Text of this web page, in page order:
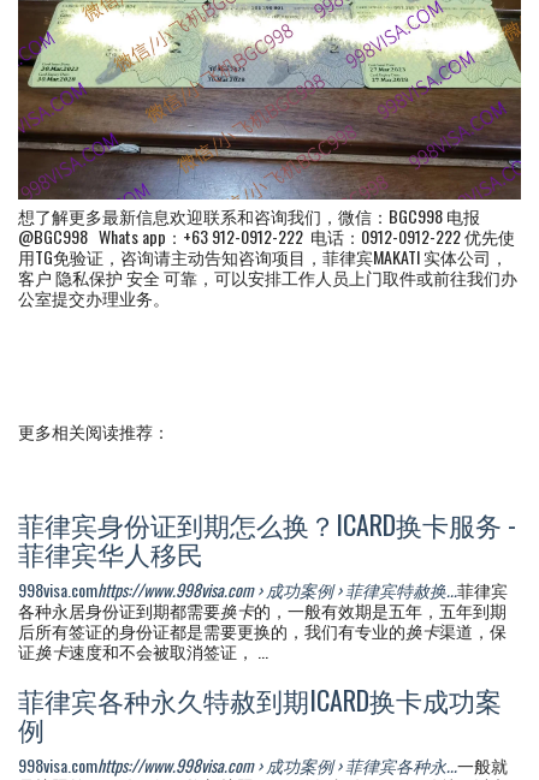
想了解更多最新信息欢迎联系和咨询我们，微信：BGC998 电报
@BGC998 Whats app：+63 912-0912-222 电话：0912-0912-222 优先使
用TG免验证，咨询请主动告知咨询项目，菲律宾MAKATI 实体公司，
客户 隐私保护 安全 可靠，可以安排工作人员上门取件或前往我们办
公室提交办理业务。
更多相关阅读推荐：
菲律宾身份证到期怎么换？ICARD换卡服务 -
菲律宾华人移民
998visa.comhttps://www.998visa.com › 成功案例 › 菲律宾特赦换...菲律宾
各种永居身份证到期都需要换卡的，一般有效期是五年，五年到期
后所有签证的身份证都是需要更换的，我们有专业的换卡渠道，保
证换卡速度和不会被取消签证， ...
菲律宾各种永久特赦到期ICARD换卡成功案
例
998visa.comhttps://www.998visa.com › 成功案例 › 菲律宾各种永...一般就